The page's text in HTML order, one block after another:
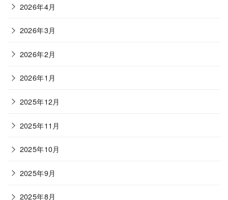
2026年4月
2026年3月
2026年2月
2026年1月
2025年12月
2025年11月
2025年10月
2025年9月
2025年8月